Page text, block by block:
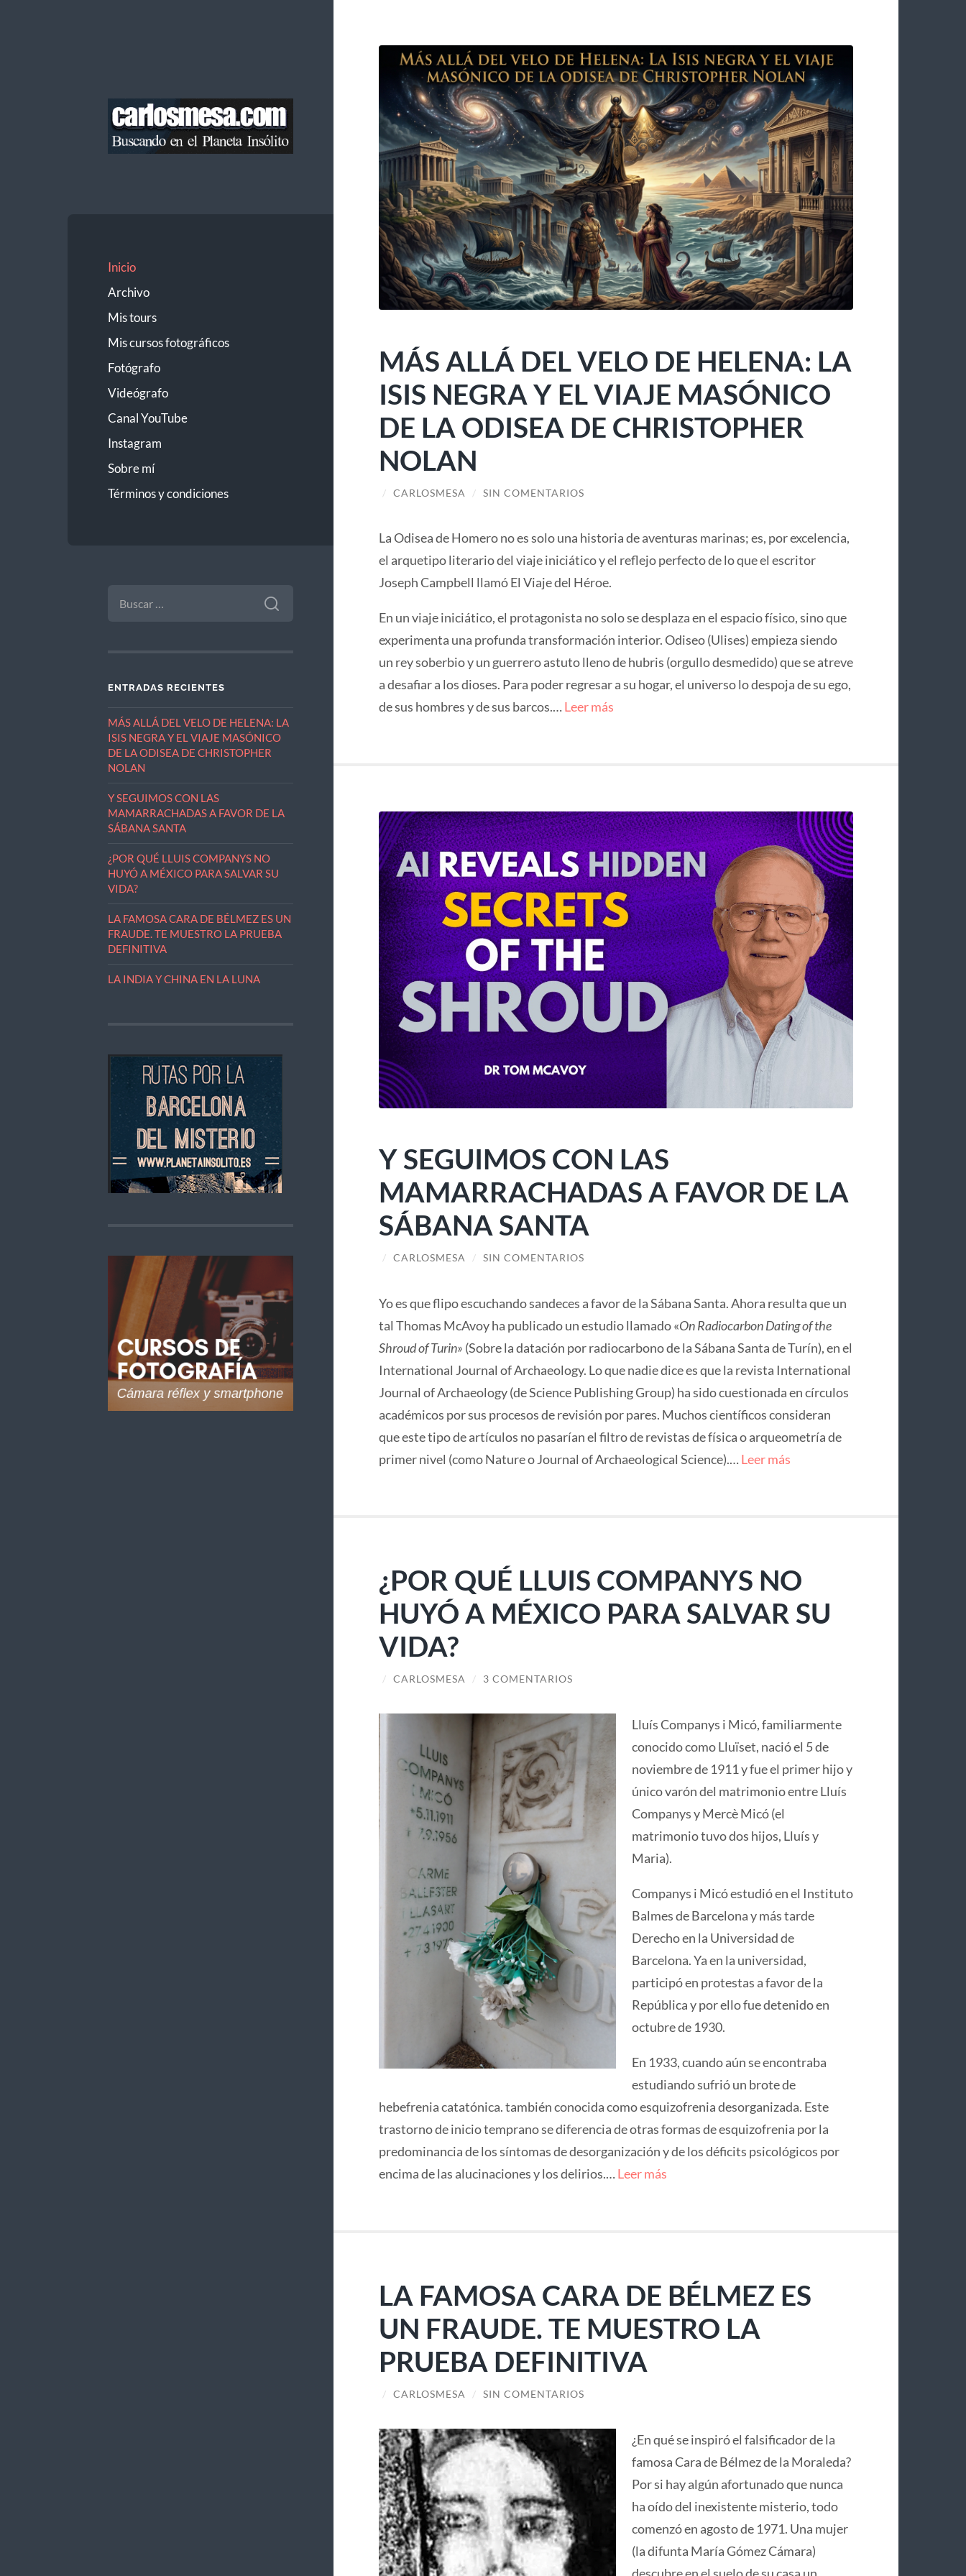
Inicio
Archivo
Mis tours
Mis cursos fotográficos
Fotógrafo
Videógrafo
Canal YouTube
Instagram
Sobre mí
Términos y condiciones
ENTRADAS RECIENTES
MÁS ALLÁ DEL VELO DE HELENA: LA
ISIS NEGRA Y EL VIAJE MASÓNICO
DE LA ODISEA DE CHRISTOPHER
NOLAN
Y SEGUIMOS CON LAS
MAMARRACHADAS A FAVOR DE LA
SÁBANA SANTA
¿POR QUÉ LLUIS COMPANYS NO
HUYÓ A MÉXICO PARA SALVAR SU
VIDA?
LA FAMOSA CARA DE BÉLMEZ ES UN
FRAUDE. TE MUESTRO LA PRUEBA
DEFINITIVA
LA INDIA Y CHINA EN LA LUNA
MÁS ALLÁ DEL VELO DE HELENA: LA
ISIS NEGRA Y EL VIAJE MASÓNICO
DE LA ODISEA DE CHRISTOPHER
NOLAN
/ CARLOSMESA / SIN COMENTARIOS
La Odisea de Homero no es solo una historia de aventuras marinas; es, por excelencia,
el arquetipo literario del viaje iniciático y el reflejo perfecto de lo que el escritor
Joseph Campbell llamó El Viaje del Héroe.
En un viaje iniciático, el protagonista no solo se desplaza en el espacio físico, sino que
experimenta una profunda transformación interior. Odiseo (Ulises) empieza siendo
un rey soberbio y un guerrero astuto lleno de hubris (orgullo desmedido) que se atreve
a desafiar a los dioses. Para poder regresar a su hogar, el universo lo despoja de su ego,
de sus hombres y de sus barcos.…Leer más
Y SEGUIMOS CON LAS
MAMARRACHADAS A FAVOR DE LA
SÁBANA SANTA
/ CARLOSMESA / SIN COMENTARIOS
Yo es que flipo escuchando sandeces a favor de la Sábana Santa. Ahora resulta que un
tal Thomas McAvoy ha publicado un estudio llamado «On Radiocarbon Dating of the
Shroud of Turin» (Sobre la datación por radiocarbono de la Sábana Santa de Turín), en el
International Journal of Archaeology. Lo que nadie dice es que la revista International
Journal of Archaeology (de Science Publishing Group) ha sido cuestionada en círculos
académicos por sus procesos de revisión por pares. Muchos científicos consideran
que este tipo de artículos no pasarían el filtro de revistas de física o arqueometría de
primer nivel (como Nature o Journal of Archaeological Science).…Leer más
¿POR QUÉ LLUIS COMPANYS NO
HUYÓ A MÉXICO PARA SALVAR SU
VIDA?
/ CARLOSMESA / 3 COMENTARIOS
Lluís Companys i Micó, familiarmente
conocido como Lluïset, nació el 5 de
noviembre de 1911 y fue el primer hijo y
único varón del matrimonio entre Lluís
Companys y Mercè Micó (el
matrimonio tuvo dos hijos, Lluís y
Maria).
Companys i Micó estudió en el Instituto
Balmes de Barcelona y más tarde
Derecho en la Universidad de
Barcelona. Ya en la universidad,
participó en protestas a favor de la
República y por ello fue detenido en
octubre de 1930.
En 1933, cuando aún se encontraba
estudiando sufrió un brote de
hebefrenia catatónica. también conocida como esquizofrenia desorganizada. Este
trastorno de inicio temprano se diferencia de otras formas de esquizofrenia por la
predominancia de los síntomas de desorganización y de los déficits psicológicos por
encima de las alucinaciones y los delirios.…Leer más
LA FAMOSA CARA DE BÉLMEZ ES
UN FRAUDE. TE MUESTRO LA
PRUEBA DEFINITIVA
/ CARLOSMESA / SIN COMENTARIOS
¿En qué se inspiró el falsificador de la
famosa Cara de Bélmez de la Moraleda?
Por si hay algún afortunado que nunca
ha oído del inexistente misterio, todo
comenzó en agosto de 1971. Una mujer
(la difunta María Gómez Cámara)